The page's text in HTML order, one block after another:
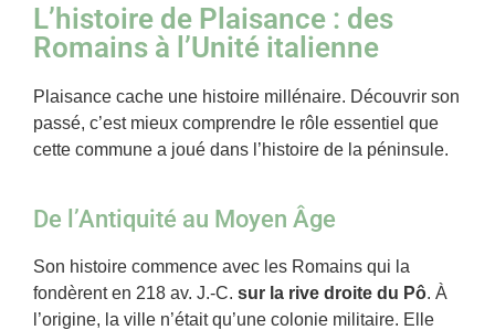
L’histoire de Plaisance : des
Romains à l’Unité italienne
Plaisance cache une histoire millénaire. Découvrir son
passé, c’est mieux comprendre le rôle essentiel que
cette commune a joué dans l’histoire de la péninsule.
De l’Antiquité au Moyen Âge
Son histoire commence avec les Romains qui la
fondèrent en 218 av. J.-C. sur la rive droite du Pô. À
l’origine, la ville n’était qu’une colonie militaire. Elle